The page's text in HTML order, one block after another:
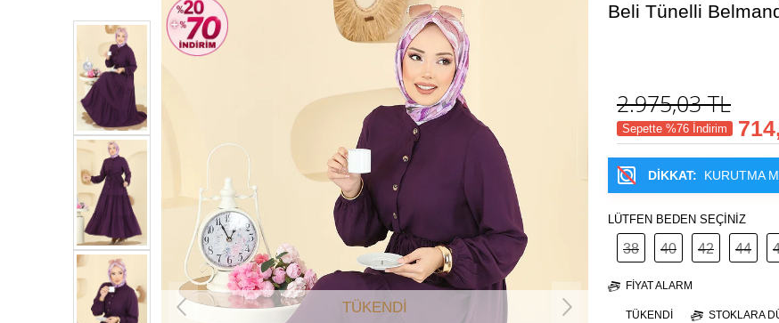
TÜKENDİ
Beli Tünelli
2.975,03TL
Sepette %76 İndirim
DİKKAT: KURUTMA
LÜTFEN BEDEN SEÇİNİZ
38 40 42 44
FIYAT ALARM
TÜKENDI STOKLARA